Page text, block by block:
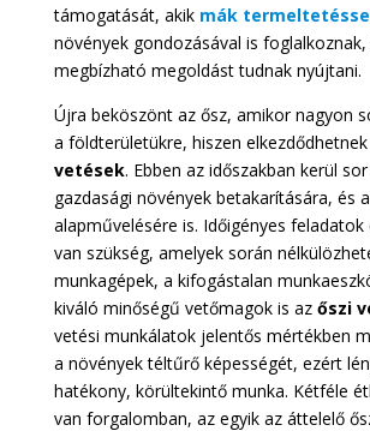
támogatását, akik mák
növények gondozásával is foglalkoznak,
megbízható megoldást tudnak nyújtani.
Újra beköszönt az ősz, amikor nagyon
a földterületükre, hiszen
vetések. Ebben az időszakban kerül
gazdasági növények betakarítására, és
alapművelésére is. Időigényes feladatok
van szükség, amelyek során
munkagépek, a kifogástalan
kiváló minőségű vetőmagok is az őszi
vetési munkálatok jelentős mértékben
a növények téltűrő képességét, ezért
hatékony, körültekintő munka. Kétféle
van forgalomban, az egyik az áttelelő